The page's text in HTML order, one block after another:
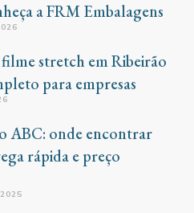
a FRM Embalagens
stretch em Ribeirão
para empresas
ABC: onde encontrar
rápida e preço